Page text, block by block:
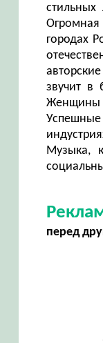
городах
звучит в
Женщины
Музыка,
перед